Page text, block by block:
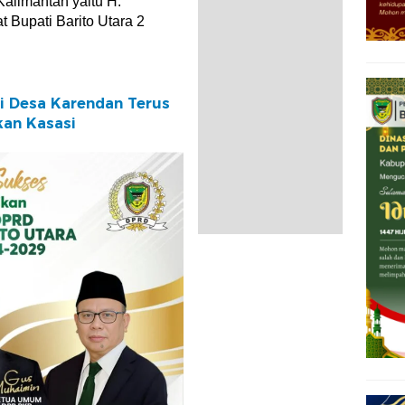
Bupati Barito Utara 2
Desa Karendan Terus
Kasasi